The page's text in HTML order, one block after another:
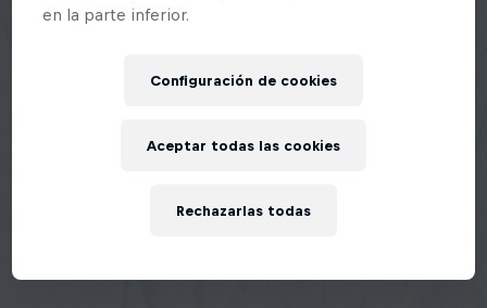
en la parte inferior.
Configuración de cookies
Rechazarlas todas
Aceptar todas las cookies